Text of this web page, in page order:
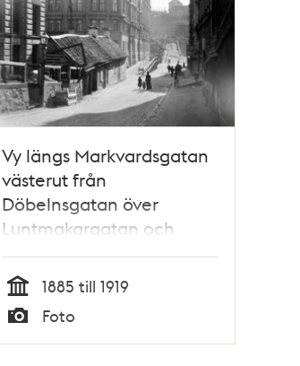
Vy längs Markvardsgatan
västerut från
Döbelnsgatan över
Luntmakargatan och
Stora Badstugatan mot
Observatorielunden med
byggnader i kvarteret
Gåsdjupet.
Tid
1885 till 1919
Typ
Foto